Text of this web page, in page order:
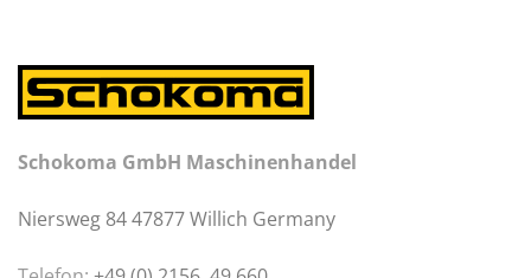
Schokoma GmbH Maschinenhandel
Niersweg 84 47877 Willich Germany